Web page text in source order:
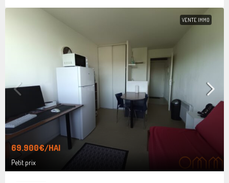
VENTE IMMO
69.900€/HAI
Petit prix